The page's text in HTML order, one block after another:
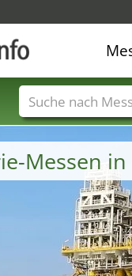
Messen in
Messenamen